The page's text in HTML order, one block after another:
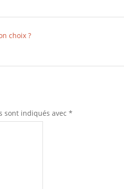
choix ?
sont indiqués avec *